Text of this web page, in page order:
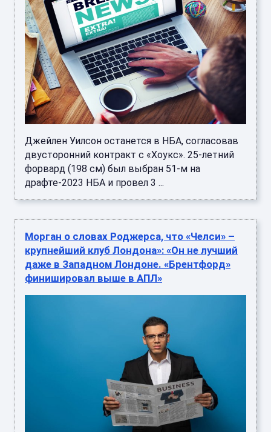
Джейлен Уилсон останется в НБА, согласовав
двусторонний контракт с «Хоукс». 25-летний
форвард (198 см) был выбран 51-м на
драфте-2023 НБА и провел 3 ...
Морган о словах Роджерса, что «Челси» –
крупнейший клуб Лондона»: «Он не лучший
даже в Западном Лондоне. «Брентфорд»
финишировал выше в АПЛ»